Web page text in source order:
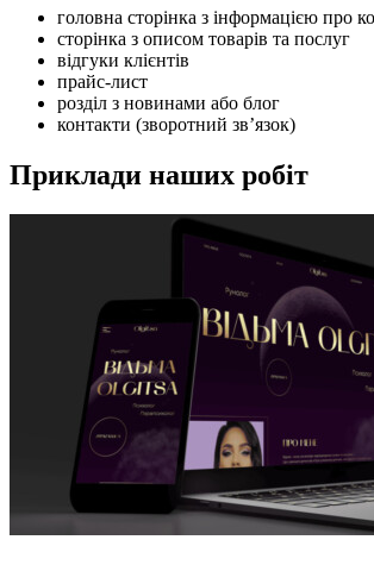
головна сторінка з інформацією про
сторінка з описом товарів та послуг
відгуки клієнтів
прайс-лист
розділ з новинами або блог
контакти (зворотний зв’язок)
Приклади наших робіт